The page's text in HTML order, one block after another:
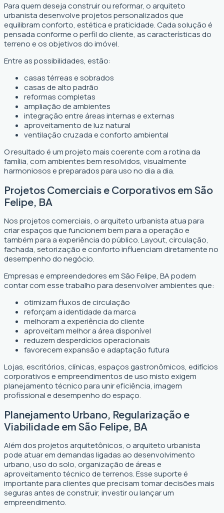
Para quem deseja construir ou reformar, o arquiteto
urbanista desenvolve projetos personalizados que
equilibram conforto, estética e praticidade. Cada solução é
pensada conforme o perfil do cliente, as características do
terreno e os objetivos do imóvel.
Entre as possibilidades, estão:
casas térreas e sobrados
casas de alto padrão
reformas completas
ampliação de ambientes
integração entre áreas internas e externas
aproveitamento de luz natural
ventilação cruzada e conforto ambiental
O resultado é um projeto mais coerente com a rotina da
família, com ambientes bem resolvidos, visualmente
harmoniosos e preparados para uso no dia a dia.
Projetos Comerciais e Corporativos em São
Felipe, BA
Nos projetos comerciais, o arquiteto urbanista atua para
criar espaços que funcionem bem para a operação e
também para a experiência do público. Layout, circulação,
fachada, setorização e conforto influenciam diretamente no
desempenho do negócio.
Empresas e empreendedores em São Felipe, BA podem
contar com esse trabalho para desenvolver ambientes que:
otimizam fluxos de circulação
reforçam a identidade da marca
melhoram a experiência do cliente
aproveitam melhor a área disponível
reduzem desperdícios operacionais
favorecem expansão e adaptação futura
Lojas, escritórios, clínicas, espaços gastronômicos, edifícios
corporativos e empreendimentos de uso misto exigem
planejamento técnico para unir eficiência, imagem
profissional e desempenho do espaço.
Planejamento Urbano, Regularização e
Viabilidade em São Felipe, BA
Além dos projetos arquitetônicos, o arquiteto urbanista
pode atuar em demandas ligadas ao desenvolvimento
urbano, uso do solo, organização de áreas e
aproveitamento técnico de terrenos. Esse suporte é
importante para clientes que precisam tomar decisões mais
seguras antes de construir, investir ou lançar um
empreendimento.